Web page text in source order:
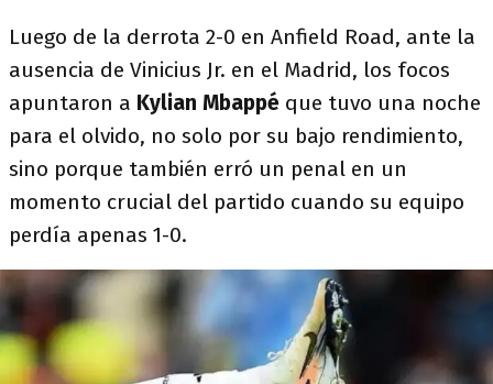
Luego de la derrota 2-0 en Anfield Road, ante la
ausencia de Vinicius Jr. en el Madrid, los focos
apuntaron a Kylian Mbappé que tuvo una noche
para el olvido, no solo por su bajo rendimiento,
sino porque también erró un penal en un
momento crucial del partido cuando su equipo
perdía apenas 1-0.